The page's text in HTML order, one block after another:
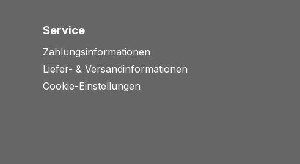
Service
Zahlungsinformationen
Liefer- & Versandinformationen
Cookie-Einstellungen